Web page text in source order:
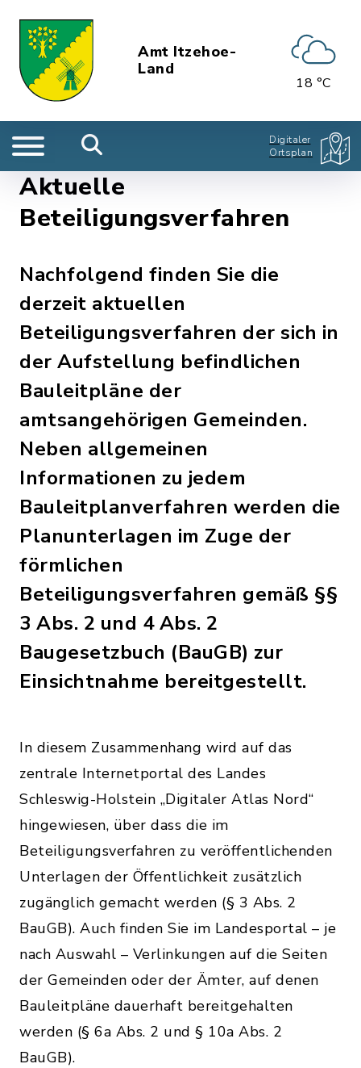
Amt Itzehoe-
Land
18 °C
Digitaler
Ortsplan
Aktuelle
Beteiligungsverfahren
Nachfolgend finden Sie die
derzeit aktuellen
Beteiligungsverfahren der sich in
der Aufstellung befindlichen
Bauleitpläne der
amtsangehörigen Gemeinden.
Neben allgemeinen
Informationen zu jedem
Bauleitplanverfahren werden die
Planunterlagen im Zuge der
förmlichen
Beteiligungsverfahren gemäß §§
3 Abs. 2 und 4 Abs. 2
Baugesetzbuch (BauGB) zur
Einsichtnahme bereitgestellt.
In diesem Zusammenhang wird auf das
zentrale Internetportal des Landes
Schleswig-Holstein „Digitaler Atlas Nord“
hingewiesen, über dass die im
Beteiligungsverfahren zu veröffentlichenden
Unterlagen der Öffentlichkeit zusätzlich
zugänglich gemacht werden (§ 3 Abs. 2
BauGB). Auch finden Sie im Landesportal – je
nach Auswahl – Verlinkungen auf die Seiten
der Gemeinden oder der Ämter, auf denen
Bauleitpläne dauerhaft bereitgehalten
werden (§ 6a Abs. 2 und § 10a Abs. 2
BauGB).